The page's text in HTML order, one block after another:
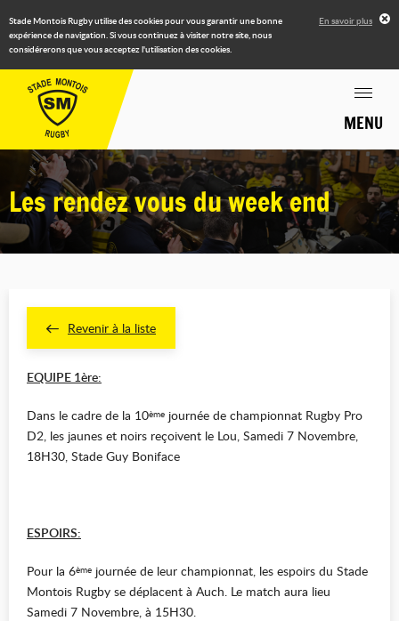
Stade Montois Rugby utilise des cookies pour vous garantir une bonne
expérience de navigation. Si vous continuez à visiter notre site, nous
considérerons que vous acceptez l'utilisation des cookies.
En savoir plus
MENU
Les rendez vous du week end
Revenir à la liste
EQUIPE 1ère:
Dans le cadre de la 10ème journée de championnat Rugby Pro
D2, les jaunes et noirs reçoivent le Lou, Samedi 7 Novembre,
18H30, Stade Guy Boniface
ESPOIRS:
Pour la 6ème journée de leur championnat, les espoirs du Stade
Montois Rugby se déplacent à Auch. Le match aura lieu
Samedi 7 Novembre, à 15H30.